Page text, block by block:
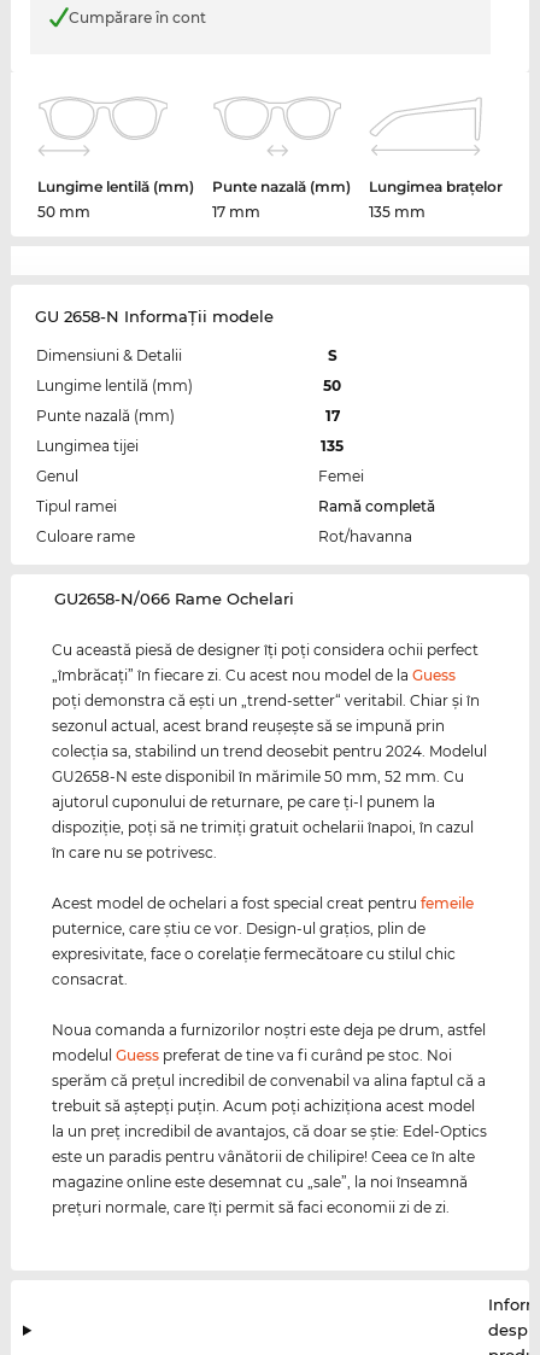
Cumpărare în cont
Lungime lentilă (mm)
50 mm
Punte nazală (mm)
17 mm
Lungimea brațelor
135 mm
GU 2658-N InformaŢii modele
Dimensiuni & Detalii
S
Lungime lentilă (mm)
50
Punte nazală (mm)
17
Lungimea tijei
135
Genul
Femei
Tipul ramei
Ramă completă
Culoare rame
Rot/havanna
‌GU2658-N/066 Rame Ochelari
Cu această piesă de designer îţi poţi considera ochii perfect
„îmbrăcaţi” în fiecare zi. Cu acest nou model de laGuess
poţi demonstra că eşti un „trend-setter“ veritabil. Chiar şi în
sezonul actual, acest brand reuşeşte să se impună prin
colecţia sa, stabilind un trend deosebit pentru 2024. Modelul
GU2658-N este disponibil în mărimile 50 mm, 52 mm. Cu
ajutorul cuponului de returnare, pe care ţi-l punem la
dispoziţie, poţi să ne trimiţi gratuit ochelarii înapoi, în cazul
în care nu se potrivesc.
Acest model de ochelari a fost special creat pentrufemeile
puternice, care ştiu ce vor. Design-ul graţios, plin de
expresivitate, face o corelaţie fermecătoare cu stilul chic
consacrat.
Noua comanda a furnizorilor noştri este deja pe drum, astfel
modelulGuess preferat de tine va fi curând pe stoc. Noi
sperăm că preţul incredibil de convenabil va alina faptul că a
trebuit să aştepţi puţin. Acum poţi achiziţiona acest model
la un preţ incredibil de avantajos, că doar se ştie: Edel-Optics
este un paradis pentru vânătorii de chilipire! Ceea ce în alte
magazine online este desemnat cu „sale”, la noi înseamnă
preţuri normale, care îţi permit să faci economii zi de zi.